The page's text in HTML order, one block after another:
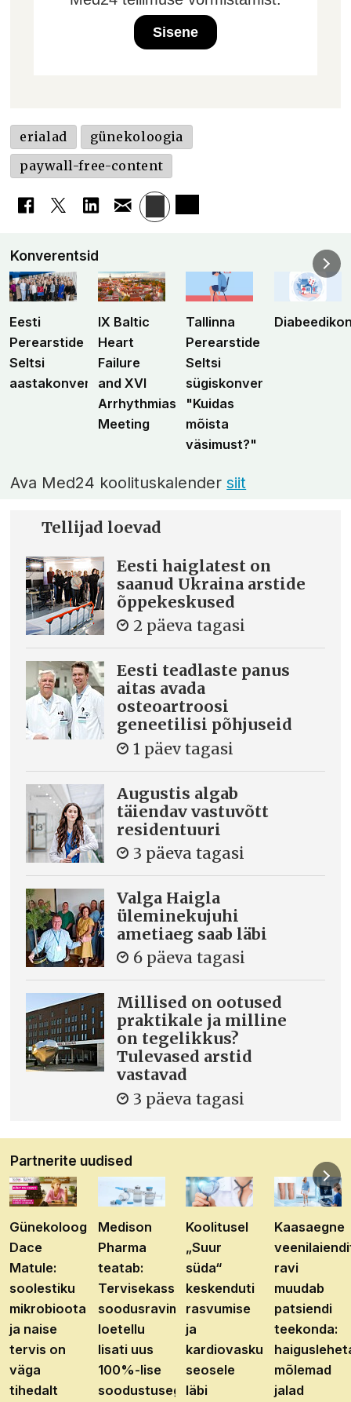
Sisene
erialad
günekoloogia
paywall-free-content
Konverentsid
Eesti
Perearstide
Seltsi
aastakonverents
IX Baltic
Heart
Failure
and XVI
Arrhythmias
Meeting
Tallinna
Perearstide
Seltsi
sügiskonverents
"Kuidas
mõista
väsimust?"
Ava Med24 koolituskalendersiit
Tellijad loevad
Eesti haiglatest on
saanud Ukraina arstide
õppekeskused
2 päeva tagasi
Eesti teadlaste panus
aitas avada
osteoartroosi
geneetilisi põhjuseid
1 päev tagasi
Augustis algab
täiendav vastuvõtt
residentuuri
3 päeva tagasi
Valga Haigla
üleminekujuhi
ametiaeg saab läbi
6 päeva tagasi
Millised on ootused
praktikale ja milline
on tegelikkus?
Tulevased arstid
vastavad
3 päeva tagasi
Partnerite uudised
Günekoloog
Dace
Matule:
soolestiku
mikrobioota
ja naise
tervis on
väga
tihedalt
Medison
Pharma
teatab:
Tervisekassa
soodusravimite
loetellu
lisati uus
100%-lise
soodustusega
Koolitusel
„Suur
süda“
keskenduti
rasvumise
ja
kardiovaskulaarhaiguste
seosele
läbi
Kaasaegne
ravi
muudab
patsiendi
teekonda:
mõlemad
jalad